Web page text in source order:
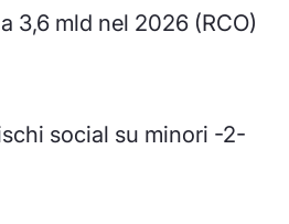
3,6 mld nel 2026 (RCO)
social su minori -2-